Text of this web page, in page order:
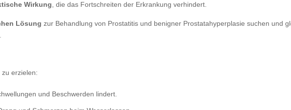
Wirkung, die das Fortschreiten der Erkrankung verhindert.
Lösung zur Behandlung von Prostatitis und benigner Prostatahyperplasie suchen und
erzielen:
und Beschwerden lindert.